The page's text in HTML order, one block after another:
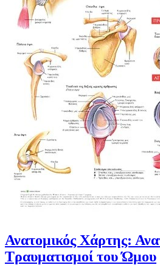
Ανατομικός Χάρτης:
Τραυματισμοί του Ώμου